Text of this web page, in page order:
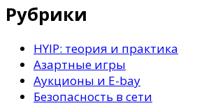
Рубрики
HYIP: теория и практика
Азартные игры
Аукционы и E-bay
Безопасность в сети